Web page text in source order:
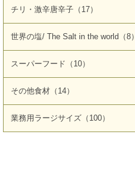
チリ・激辛唐辛子（17）
世界の塩/ The Salt in the world（8）
スーパーフード（10）
その他食材（14）
業務用ラージサイズ（100）